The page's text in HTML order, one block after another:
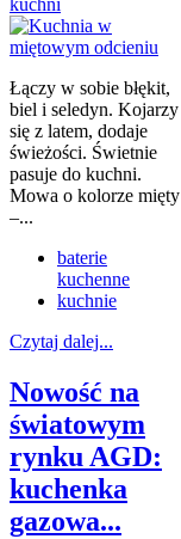
kuchni
Łączy w sobie błękit,
biel i seledyn. Kojarzy
się z latem, dodaje
świeżości. Świetnie
pasuje do kuchni.
Mowa o kolorze mięty
–...
baterie
kuchenne
kuchnie
Czytaj dalej...
Nowość na
światowym
rynku AGD:
kuchenka
gazowa...